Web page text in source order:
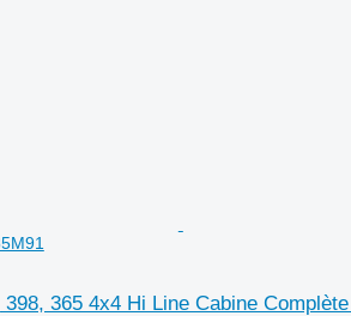
365 4x4 Hi Line Cabine